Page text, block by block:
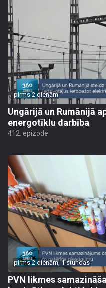
pirms 2 dienām
Ungārijā un Rumānijā
energotīklu darbība
412. epizode
pirms 2 dienām, 1 stundas
PVN likmes